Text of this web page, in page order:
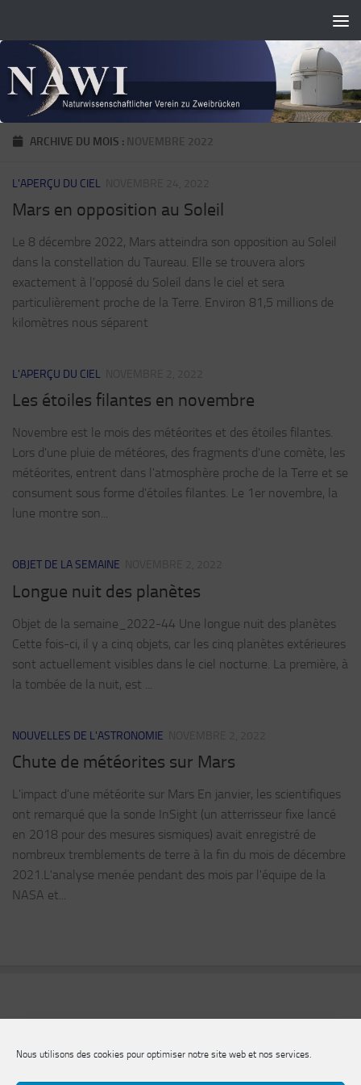
Nous utilisons des cookies pour optimiser notre site web et nos services.
ARCHIVE DU MOIS : NOVEMBRE 2022
L'APERÇU DU CIEL
Mars en opposition au Soleil
Le 8 décembre 2022, Mars atteindra son opposition au Soleil
dans la constellation du Taureau. Elle se trouvera alors
exactement à l'opposé du Soleil dans le ciel et sera
particulièrement proche de la Terre. Environ 81,5 millions de
kilomètres nous séparent
L'APERÇU DU CIEL
Les étoiles filantes en novembre
Novembre est le mois des météorites et des étoiles filantes.
Lors d'une pluie de météores, des fragments d'une comète, les
météorites, entrent dans l'atmosphère proche de la Terre et se
consument sous forme d'étoiles filantes. Le 1er novembre, la
lune montre son...
OBJET DE LA SEMAINE
Longue nuit des planètes
Objet de la semaine_2022-44 Une longue nuit des planètes
Cette fois-ci, il y a cinq objets, car les cinq planètes extérieures
sont actuellement visibles dans le ciel nocturne. La première, à
la tombée de la nuit, est ...
NOUVELLES DE L'ASTRONOMIE
Chute de météorites sur Mars
L'impact d'une météorite sur Mars En janvier, les scientifiques
ont remarqué que la sonde InSight (un atterrisseur fixe lancé
en 2018 pour des mesures sismiques) avait enregistré de
nombreux tremblements de terre à la fin du mois de décembre
2021.L'analyse menée pendant des mois par l'équipe de la
NASA et...